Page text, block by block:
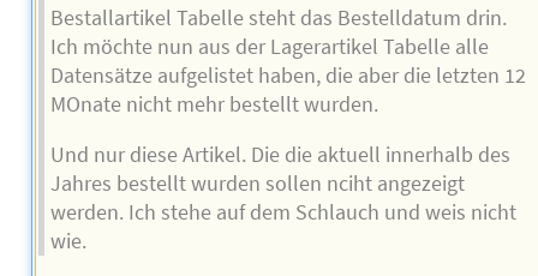
Bestallartikel Tabelle steht das Bestelldatum drin.
Ich möchte nun aus der Lagerartikel Tabelle alle
Datensätze aufgelistet haben, die aber die letzten 12
MOnate nicht mehr bestellt wurden.
Und nur diese Artikel. Die die aktuell innerhalb des
Jahres bestellt wurden sollen nciht angezeigt
werden. Ich stehe auf dem Schlauch und weis nicht
wie.